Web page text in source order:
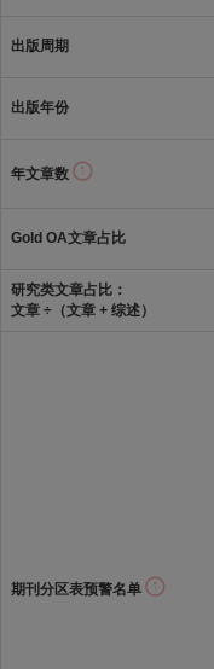
出版周期
出版年份
年文章数
Gold OA文章占比
研究类文章占比：
文章 ÷（文章 + 综述）
期刊分区表预警名单